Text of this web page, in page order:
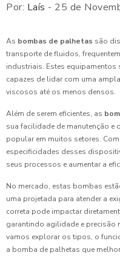
Por: Laís - 25 de
As bombas de palhetas são
transporte de fluidos,
industriais. Estes equipamentos
capazes de lidar com uma
viscosos até os menos densos.
Além de serem eficientes, as
sua facilidade de manutenção e
popular em muitos setores.
especificidades desses
seus processos e aumentar a
No mercado, estas bombas
uma projetada para atender a
correta pode impactar
garantindo agilidade e precisão
vamos explorar os tipos, o
a bomba de palhetas que